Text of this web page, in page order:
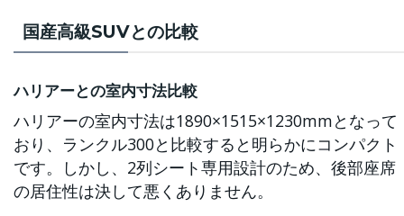
国産高級SUVとの比較
ハリアーとの室内寸法比較
ハリアーの室内寸法は1890×1515×1230mmとなって
おり、ランクル300と比較すると明らかにコンパクト
です。しかし、2列シート専用設計のため、後部座席
の居住性は決して悪くありません。